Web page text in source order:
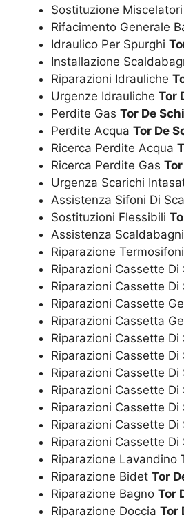
Sostituzione
Rifacimento Generale
Idraulico Per Spurghi
Installazione
Riparazioni Idrauliche
Urgenze IdraulicheTor
Perdite GasTor De
Perdite AcquaTor De
Ricerca Perdite Acqua
Ricerca Perdite Gas
Urgenza Scarichi
Assistenza Sifoni Di
Sostituzioni Flessibili
Assistenza
Riparazione
Riparazioni Cassette
Riparazioni Cassette
Riparazioni Cassette
Riparazioni Cassetta
Riparazioni Cassette
Riparazioni Cassette
Riparazioni Cassette
Riparazioni Cassette
Riparazioni Cassette
Riparazioni Cassette
Riparazioni Cassette
Riparazione Lavandino
Riparazione BidetTor
Riparazione BagnoTor
Riparazione DocciaTor